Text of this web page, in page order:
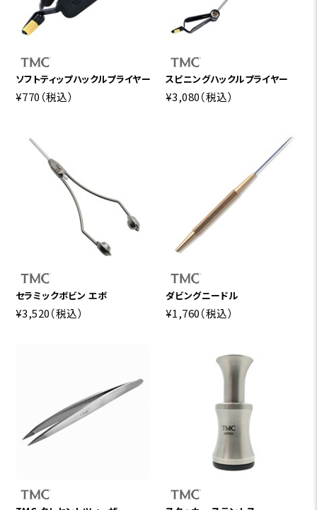
ソフトティップハックルプライヤー
¥770 （税込）
スピニングハックルプライヤー
¥3,080（税込）
セラミックボビン エボ
¥3,520（税込）
ダビングニードル
¥1,760（税込）